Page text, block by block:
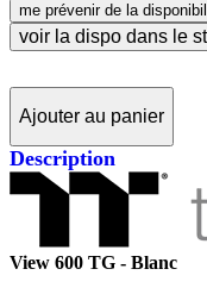
me prévenir de la
voir la dispo dans le
Ajouter au panier
Description
View 600 TG - Blanc